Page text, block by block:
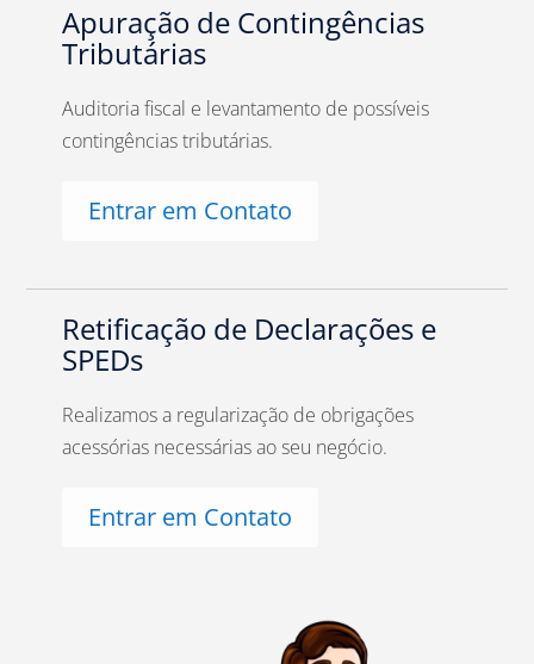
Apuração de Contingências
Tributárias
Auditoria fiscal e levantamento de possíveis
contingências tributárias.
Entrar em Contato
Retificação de Declarações e
SPEDs
Realizamos a regularização de obrigações
acessórias necessárias ao seu negócio.
Entrar em Contato